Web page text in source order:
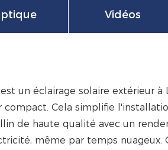
Vidéos
un éclairage solaire extérieur
Cela simplifie
de haute qualité avec un
même par temps